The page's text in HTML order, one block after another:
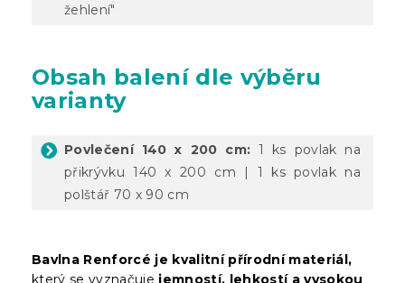
žehlení"
Obsah balení dle výběru
varianty
Povlečení 140 x 200 cm: 1 ks povlak na
přikrývku 140 x 200 cm | 1 ks povlak na
polštář 70 x 90 cm
Bavlna Renforcé je kvalitní přírodní materiál,
který se vyznačuje jemností, lehkostí a vysokou